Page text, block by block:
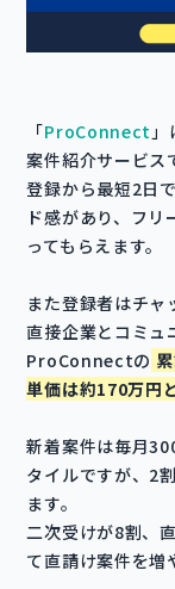
「ProConnect
案件紹介サービス
登録から最短2日
ド感があり、フ
ってもらえます。
また登録者はチャ
直接企業とコミュ
ProConnectの
単価は約170万円
新着案件は毎月
タイルですが、2
ます。
二次受けが8割、
て直請け案件を増